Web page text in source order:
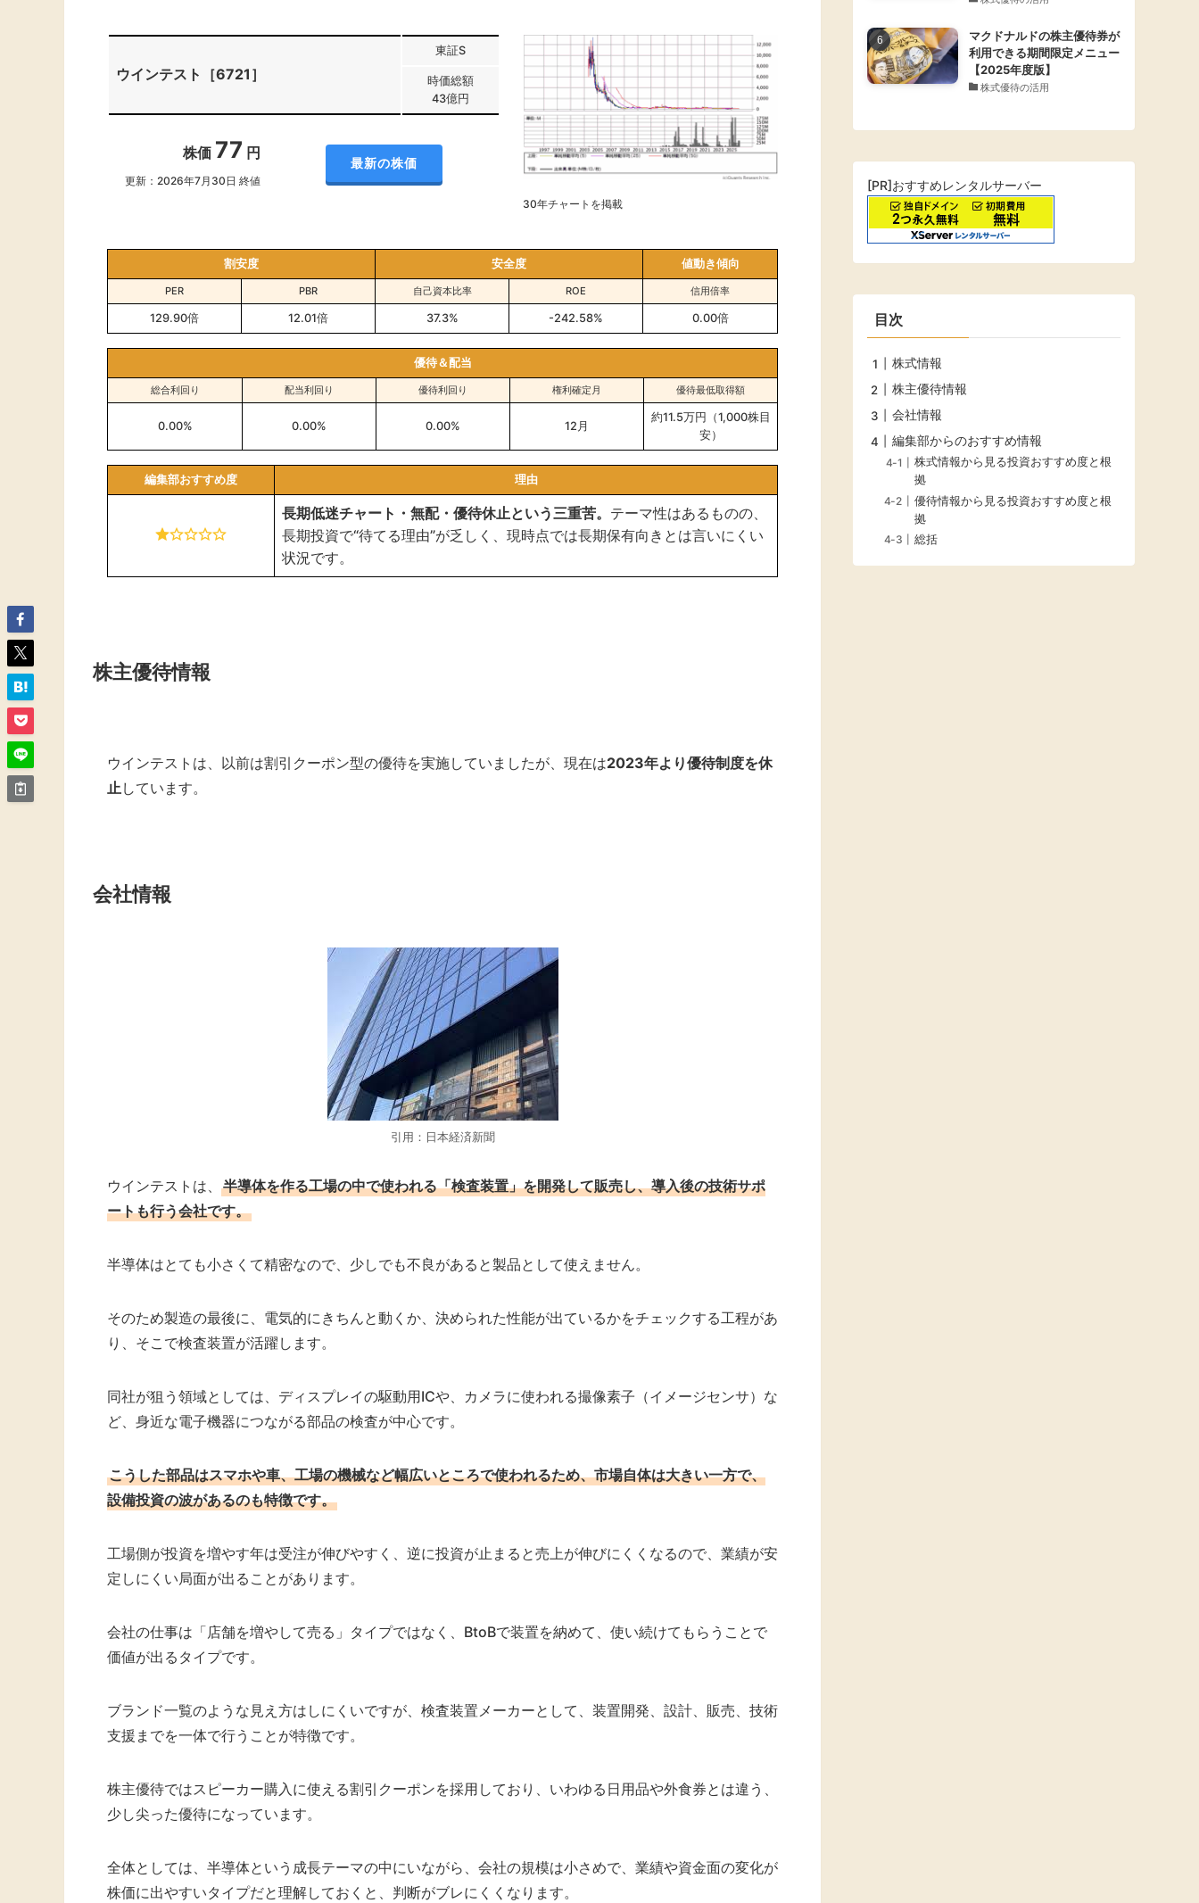
ウインテスト［6721］
東証S
時価総額
43億円
株価 77 円
更新：2026年7月30日 終値
最新の株価
30年チャートを掲載
割安度 安全度 値動き傾向
PER PBR 自己資本比率 ROE 信用倍率
129.90倍 12.01倍 37.3% -242.58% 0.00倍
優待＆配当
総合利回り 配当利回り 優待利回り 権利確定月 優待最低取得額
0.00% 0.00% 0.00% 12月
約11.5万円（1,000株目
安）
編集部おすすめ度 理由
長期低迷チャート・無配・優待休止という三重苦。 テーマ性はあるものの、
長期投資で“待てる理由”が乏しく、現時点では長期保有向きとは言いにくい
状況です。
株主優待情報
ウインテストは、以前は割引クーポン型の優待を実施していましたが、現在は2023年より優待制度を休
止 しています。
会社情報
引用：日本経済新聞
ウインテストは、 半導体を作る工場の中で使われる「検査装置」を開発して販売し、導入後の技術サポ
ートも行う会社です。
半導体はとても小さくて精密なので、少しでも不良があると製品として使えません。
そのため製造の最後に、電気的にきちんと動くか、決められた性能が出ているかをチェックする工程があ
り、そこで検査装置が活躍します。
同社が狙う領域としては、ディスプレイの駆動用ICや、カメラに使われる撮像素子（イメージセンサ）な
ど、身近な電子機器につながる部品の検査が中心です。
こうした部品はスマホや車、工場の機械など幅広いところで使われるため、市場自体は大きい一方で、
設備投資の波があるのも特徴です。
工場側が投資を増やす年は受注が伸びやすく、逆に投資が止まると売上が伸びにくくなるので、業績が安
定しにくい局面が出ることがあります。
会社の仕事は「店舗を増やして売る」タイプではなく、BtoBで装置を納めて、使い続けてもらうことで
価値が出るタイプです。
ブランド一覧のような見え方はしにくいですが、検査装置メーカーとして、装置開発、設計、販売、技術
支援までを一体で行うことが特徴です。
株主優待ではスピーカー購入に使える割引クーポンを採用しており、いわゆる日用品や外食券とは違う、
少し尖った優待になっています。
全体としては、半導体という成長テーマの中にいながら、会社の規模は小さめで、業績や資金面の変化が
株価に出やすいタイプだと理解しておくと、判断がブレにくくなります。
マクドナルドの株主優待券が
利用できる期間限定メニュー
【2025年度版】
株式優待の活用
[PR]おすすめレンタルサーバー
目次
株式情報
株主優待情報
会社情報
編集部からのおすすめ情報
株式情報から見る投資おすすめ度と根
拠
優待情報から見る投資おすすめ度と根
拠
総括